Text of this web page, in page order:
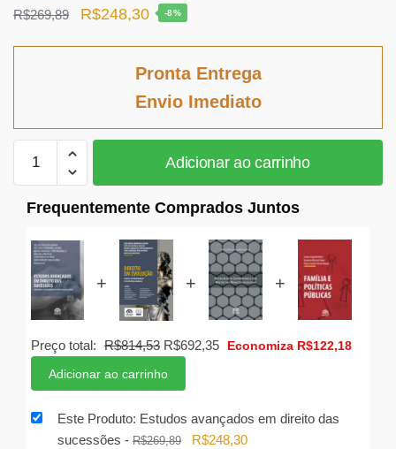
R$269,89
O
R$248,30O
atual
-8%
Pronta Entrega
Envio Imediato
avançados
direito
sucessões
quantidade
Adicionar ao carrinho
Frequentemente Comprados Juntos
+ + +
Preço total: R$814,53 O
original
R$692,35O
R$692,35.
Economiza R$122,18
Adicionar ao carrinho
Este Produto: Estudos avançados em direito das
sucessões - R$269,89
O
R$248,30O